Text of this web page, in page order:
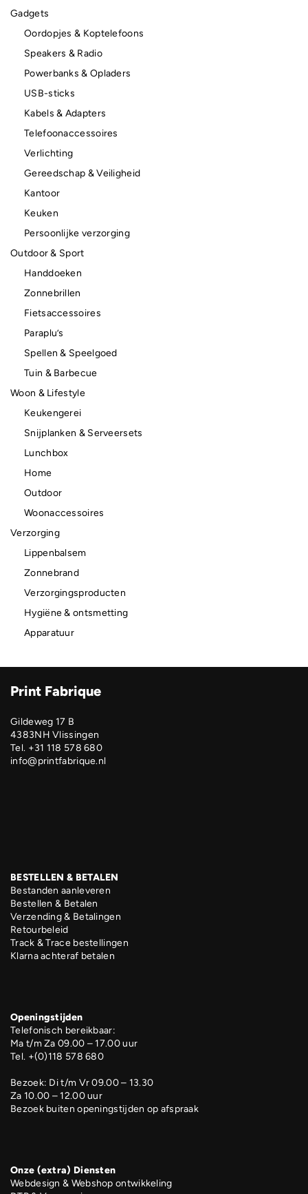
Gadgets
Oordopjes & Koptelefoons
Speakers & Radio
Powerbanks & Opladers
USB-sticks
Kabels & Adapters
Telefoonaccessoires
Verlichting
Gereedschap & Veiligheid
Kantoor
Keuken
Persoonlijke verzorging
Outdoor & Sport
Handdoeken
Zonnebrillen
Fietsaccessoires
Paraplu’s
Spellen & Speelgoed
Tuin & Barbecue
Woon & Lifestyle
Keukengerei
Snijplanken & Serveersets
Lunchbox
Home
Outdoor
Woonaccessoires
Verzorging
Lippenbalsem
Zonnebrand
Verzorgingsproducten
Hygiëne & ontsmetting
Apparatuur
Print Fabrique
Gildeweg 17 B
4383NH Vlissingen
Tel. +31 118 578 680
info@printfabrique.nl
BESTELLEN & BETALEN
Bestanden aanleveren
Bestellen & Betalen
Verzending & Betalingen
Retourbeleid
Track & Trace bestellingen
Klarna achteraf betalen
Openingstijden
Telefonisch bereikbaar:
Ma t/m Za 09.00 – 17.00 uur
Tel. +(0)118 578 680
Bezoek: Di t/m Vr 09.00 – 13.30
Za 10.00 – 12.00 uur
Bezoek buiten openingstijden op afspraak
Onze (extra) Diensten
Webdesign & Webshop ontwikkeling